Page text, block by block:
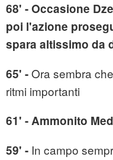
68' - Occasione
poi l'azione
spara altissimo da
65' -Ora sembra
ritmi importanti
61' - Ammonito
59' - In campo